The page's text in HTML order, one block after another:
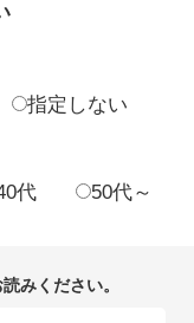
指定しない
代 50代～
みください。